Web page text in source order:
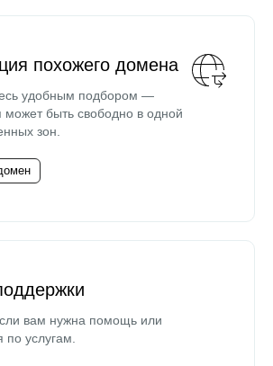
похожего домена
удобным подбором —
быть свободно в одной
зон.
вам нужна помощь или
по услугам.